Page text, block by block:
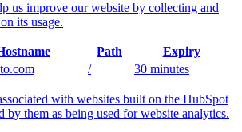
us improve our website by collecting and
its usage.
Path
Expiry
/ 30 minutes
with websites built on the HubSpot
by them as being used for website analytics.